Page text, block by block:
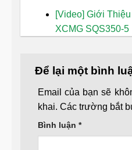
[Video] Giới
XCMG SQS350-5
Để lại một bình
Email của bạn sẽ
khai. Các trường bắt
Bình luận *